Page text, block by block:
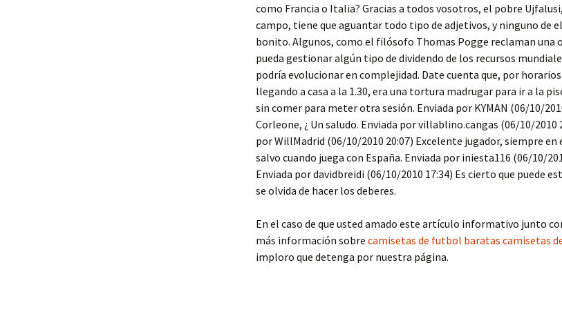
como Francia o Italia? Gracias a todos vosotros, el pobre Ujfalusi,
campo, tiene que aguantar todo tipo de adjetivos, y ninguno de
bonito. Algunos, como el filósofo Thomas Pogge reclaman una
pueda gestionar algún tipo de dividendo de los recursos
podría evolucionar en complejidad. Date cuenta que, por horarios
llegando a casa a la 1.30, era una tortura madrugar para ir a la
sin comer para meter otra sesión. Enviada por KYMAN (06/10/
Corleone, ¿ Un saludo. Enviada por villablino.cangas (06/10/2010
por WillMadrid (06/10/2010 20:07) Excelente jugador, siempre en
salvo cuando juega con España. Enviada por iniesta116 (06/10/
Enviada por davidbreidi (06/10/2010 17:34) Es cierto que puede
se olvida de hacer los deberes.
En el caso de que usted amado este artículo informativo junto
más información sobre camisetas de futbol baratas camisetas
imploro que detenga por nuestra página.